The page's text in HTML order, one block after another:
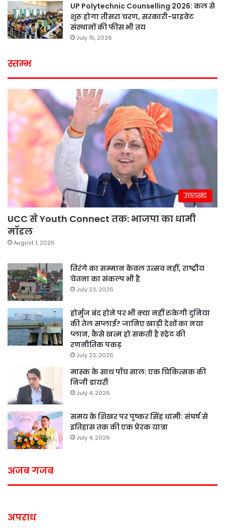
UP Polytechnic Counselling 2026: कल से
शुरू होगा तीसरा चरण, सरकारी-प्राइवेट
संस्थानों की फीस भी तय
July 15, 2026
स्तम्भ
उत्तराखंड
UCC से Youth Connect तक: भाजपा का धामी
मॉडल
August 1, 2026
तिरंगे का सम्मान केवल उत्सव नहीं, राष्ट्रीय
चेतना का संकल्प भी है
July 23, 2026
होर्मुज बंद होने पर भी क्या नहीं रुकेगी दुनिया
की तेल सप्लाई? जानिए खाड़ी देशों का नया
प्लान, कैसे खत्म हो सकती है स्ट्रेट की
रणनीतिक पकड़
July 23, 2026
मास्क के साथ पॉच साल: एक चिकित्सक की
निजी डायरी
July 4, 2026
समय के शिखर पर पुष्कर सिंह धामी: संघर्ष से
इतिहास तक की एक प्रेरक यात्रा
July 4, 2026
अजब गजब
अपराध